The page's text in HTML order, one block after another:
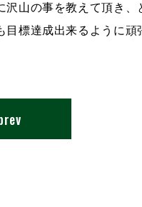
沢山の事を教えて頂き
目標達成出来るように